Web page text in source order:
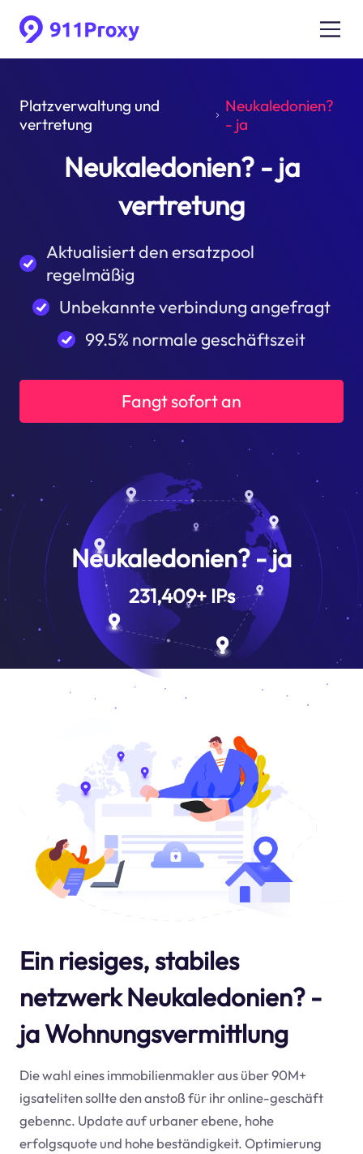
Platzverwaltung und
vertretung
Neukaledonien?
- ja
Neukaledonien? - ja
vertretung
Aktualisiert den ersatzpool
regelmäßig
Unbekannte verbindung angefragt
99.5% normale geschäftszeit
Fangt sofort an
Neukaledonien? - ja
231,409+IPs
Ein riesiges, stabiles
netzwerk Neukaledonien? -
ja Wohnungsvermittlung
Die wahl eines immobilienmakler aus über 90M+
igsateliten sollte den anstoß für ihr online-geschäft
gebennc. Update auf urbaner ebene, hohe
erfolgsquote und hohe beständigkeit. Optimierung